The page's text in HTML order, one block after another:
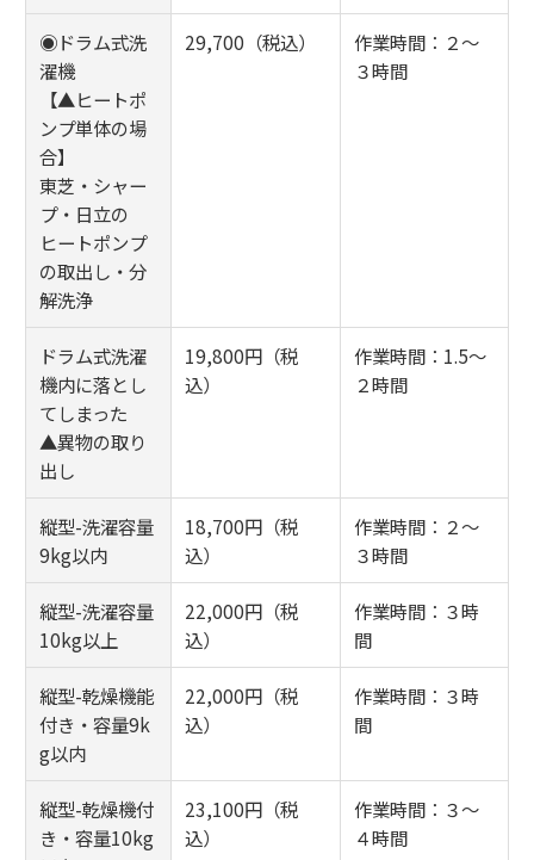
◉ドラム式洗
濯機
【▲ヒートポ
ンプ単体の場
合】
東芝・シャー
プ・日立の
ヒートポンプ
の取出し・分
解洗浄
29,700（税込）
作業時間：２～
３時間
ドラム式洗濯
機内に落とし
てしまった
▲異物の取り
出し
19,800円（税
込）
作業時間：1.5～
２時間
縦型-洗濯容量
9kg以内
18,700円（税
込）
作業時間：２～
３時間
縦型-洗濯容量
10kg以上
22,000円（税
込）
作業時間：３時
間
縦型-乾燥機能
付き・容量9k
g以内
22,000円（税
込）
作業時間：３時
間
縦型-乾燥機付
き・容量10kg
23,100円（税
込）
作業時間：３～
４時間